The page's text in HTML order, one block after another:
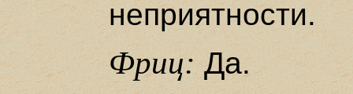
неприятности.
Фриц:Да.